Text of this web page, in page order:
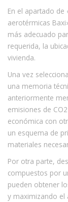
En el apartado de
aerotérmicas
más adecuado
requerida, la
vivienda.
Una vez
una memoria
anteriormente
emisiones de
económica con
un esquema de
materiales
Por otra parte,
compuestos por
pueden obtener
y maximizando el